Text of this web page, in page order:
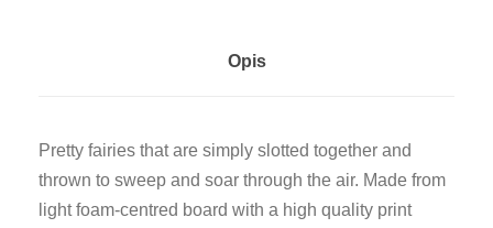
c
a
W
Opis
Pretty fairies that are simply slotted together and
thrown to sweep and soar through the air. Made from
light foam-centred board with a high quality print